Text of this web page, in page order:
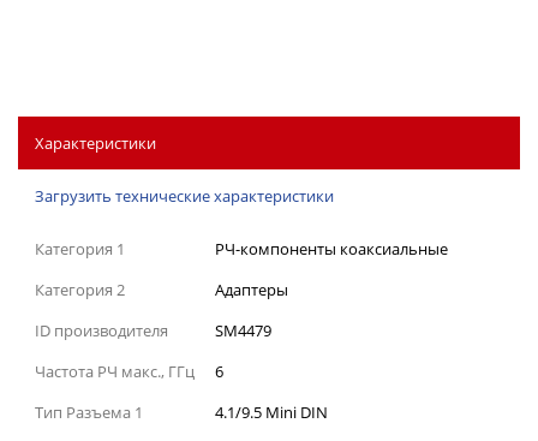
Характеристики
Загрузить технические характеристики
Категория 1
РЧ-компоненты коаксиальные
Категория 2
Адаптеры
ID производителя
SM4479
Частота РЧ макс., ГГц
6
Тип Разъема 1
4.1/9.5 Mini DIN